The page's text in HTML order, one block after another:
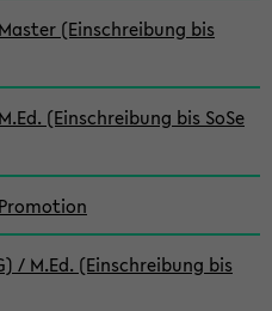
(Einschreibung bis
(Einschreibung bis SoSe
/ M.Ed. (Einschreibung bis